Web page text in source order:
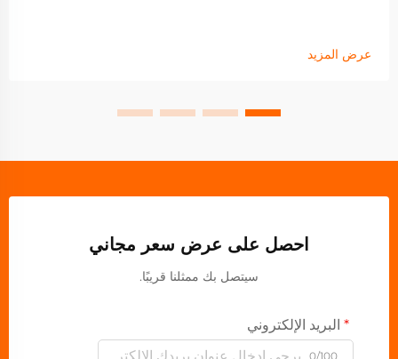
عرض المزيد
احصل على عرض سعر مجاني
سيتصل بك ممثلنا قريبًا.
البريد الإلكتروني
0/100